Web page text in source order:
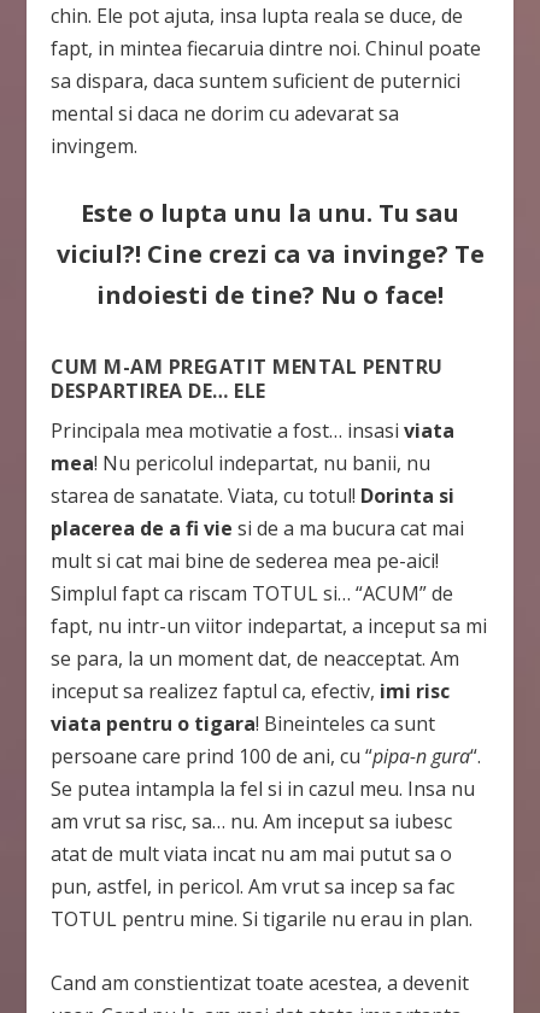
chin. Ele pot ajuta, insa lupta reala se duce, de
fapt, in mintea fiecaruia dintre noi. Chinul poate
sa dispara, daca suntem suficient de puternici
mental si daca ne dorim cu adevarat sa
invingem.
Este o lupta unu la unu. Tu sau
viciul?! Cine crezi ca va invinge? Te
indoiesti de tine? Nu o face!
CUM M-AM PREGATIT MENTAL PENTRU
DESPARTIREA DE… ELE
Principala mea motivatie a fost… insasiviata
mea! Nu pericolul indepartat, nu banii, nu
starea de sanatate. Viata, cu totul! Dorinta si
placerea de a fi vie si de a ma bucura cat mai
mult si cat mai bine de sederea mea pe-aici!
Simplul fapt ca riscam TOTUL si… “ACUM” de
fapt, nu intr-un viitor indepartat, a inceput sa mi
se para, la un moment dat, de neacceptat. Am
inceput sa realizez faptul ca, efectiv, imi risc
viata pentru o tigara! Bineinteles ca sunt
persoane care prind 100 de ani, cu “pipa-n gura“.
Se putea intampla la fel si in cazul meu. Insa nu
am vrut sa risc, sa… nu. Am inceput sa iubesc
atat de mult viata incat nu am mai putut sa o
pun, astfel, in pericol. Am vrut sa incep sa fac
TOTUL pentru mine. Si tigarile nu erau in plan.
Cand am constientizat toate acestea, a devenit